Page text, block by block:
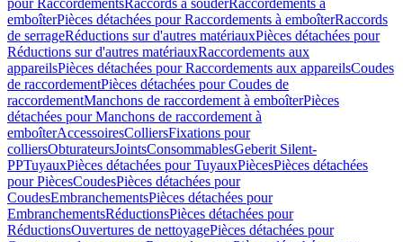
pour RaccordementsRaccords à souderRaccordements à
emboîterPièces détachées pour Raccordements à emboîterRaccords
de serrageRéductions sur d'autres matériauxPièces détachées pour
Réductions sur d'autres matériauxRaccordements aux
appareilsPièces détachées pour Raccordements aux appareilsCoudes
de raccordementPièces détachées pour Coudes de
raccordementManchons de raccordement à emboîterPièces
détachées pour Manchons de raccordement à
emboîterAccessoiresColliersFixations pour
colliersObturateursJointsConsommablesGeberit Silent-
PPTuyauxPièces détachées pour TuyauxPiècesPièces détachées
pour PiècesCoudesPièces détachées pour
CoudesEmbranchementsPièces détachées pour
EmbranchementsRéductionsPièces détachées pour
RéductionsOuvertures de nettoyagePièces détachées pour